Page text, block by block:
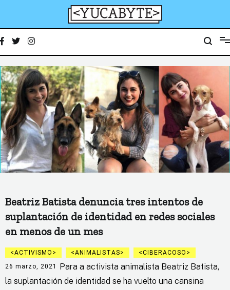
YucaByte
Beatriz Batista denuncia tres intentos de
suplantación de identidad en redes sociales
en menos de un mes
ACTIVISMO ANIMALISTAS
CIBERACOSO
26 marzo, 2021
Para a activista animalista Beatriz Batista,
la suplantación de identidad se ha vuelto una cansina